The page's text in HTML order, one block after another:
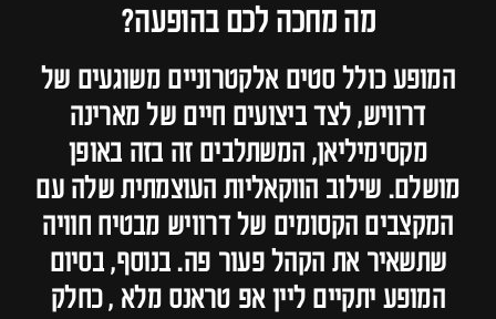
מה מחכה לכם בהופעה?
המופע כולל סטים אלקטרוניים משוגעים של
דרוויש, לצד ביצועים חיים של מארינה
מקסימיליאן, המשתלבים זה בזה באופן
מושלם. שילוב הווקאליות העוצמתית שלה עם
המקצבים הקסומים של דרוויש מבטיח חוויה
שתשאיר את הקהל פעור פה. בנוסף, בסיום
המופע יתקיים ליין אפ טראנס מלא , כחלק